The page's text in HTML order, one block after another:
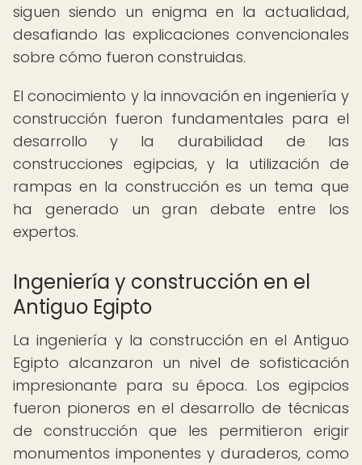
siguen siendo un enigma en la actualidad,
desafiando las explicaciones convencionales
sobre cómo fueron construidas.
El conocimiento y la innovación en ingeniería y
construcción fueron fundamentales para el
desarrollo y la durabilidad de las
construcciones egipcias, y la utilización de
rampas en la construcción es un tema que
ha generado un gran debate entre los
expertos.
Ingeniería y construcción en el
Antiguo Egipto
La ingeniería y la construcción en el Antiguo
Egipto alcanzaron un nivel de sofisticación
impresionante para su época. Los egipcios
fueron pioneros en el desarrollo de técnicas
de construcción que les permitieron erigir
monumentos imponentes y duraderos, como